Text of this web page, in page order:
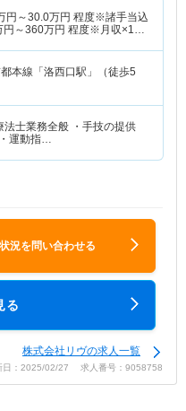
円～30.0万円 程度※諸手当込
円～360万円 程度※月収×12
本線「洛西口駅」（徒歩5
法士業務全般 ・手技の提供
運動指…
況を問い合わせる
る
株式会社リヴの求人一覧
日：2025/02/27 求人番号：9058758